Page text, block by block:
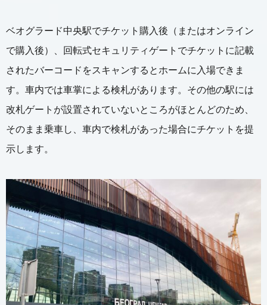
ベオグラード中央駅でチケット購入後（またはオンライン
で購入後）、回転式セキュリティゲートでチケットに記載
されたバーコードをスキャンするとホームに入場できま
す。車内では車掌による検札があります。その他の駅には
改札ゲートが設置されていないところがほとんどのため、
そのまま乗車し、車内で検札があった場合にチケットを提
示します。